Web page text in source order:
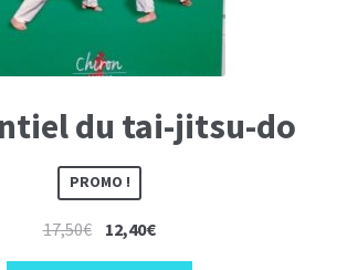
du tai-jitsu-do
PROMO !
17,50€ Le12,40€Le